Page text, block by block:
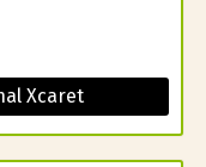
Xcaret